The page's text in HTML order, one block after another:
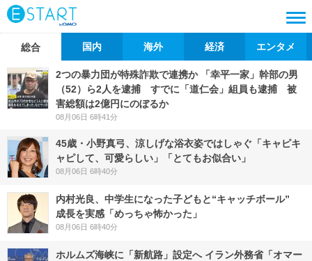
総合 国内 海外 経済 エンタメ
2つの暴力団が特殊詐欺で連携か 「幸平一家」幹部の男
（52）ら2人を逮捕 すでに「道仁会」組員も逮捕 被
害総額は2億円にのぼるか
08月06日 6時41分
45歳・小野真弓、涼しげな浴衣姿ではしゃぐ「キャピキ
ャピして、可愛らしい」「とてもお似合い」
08月06日 6時40分
内村光良、中学生になった子どもと“キャッチボール”
成長を実感「めっちゃ怖かった」
08月06日 6時40分
ホルムズ海峡に「新航路」設定へ イラン外務省「オマー